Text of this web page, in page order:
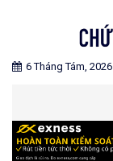
CHỨNG
Blog chia sẻ về
6 Tháng Tám,